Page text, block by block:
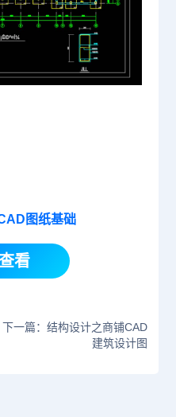
图纸基础
看
下一篇：结构设计之商铺CAD
建筑设计图